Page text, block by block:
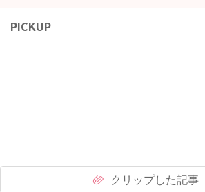
PICKUP
クリップした記事